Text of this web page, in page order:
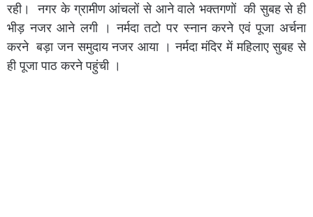
रही। नगर के ग्रामीण आंचलों से आने वाले भक्तगणों की सुबह से ही
भीड़ नजर आने लगी । नर्मदा तटो पर स्नान करने एवं पूजा अर्चना
करने बड़ा जन समुदाय नजर आया । नर्मदा मंदिर में महिलाए सुबह से
ही पूजा पाठ करने पहुंची ।